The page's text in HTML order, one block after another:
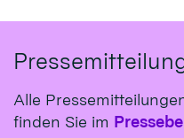
Alle
finden Sie im